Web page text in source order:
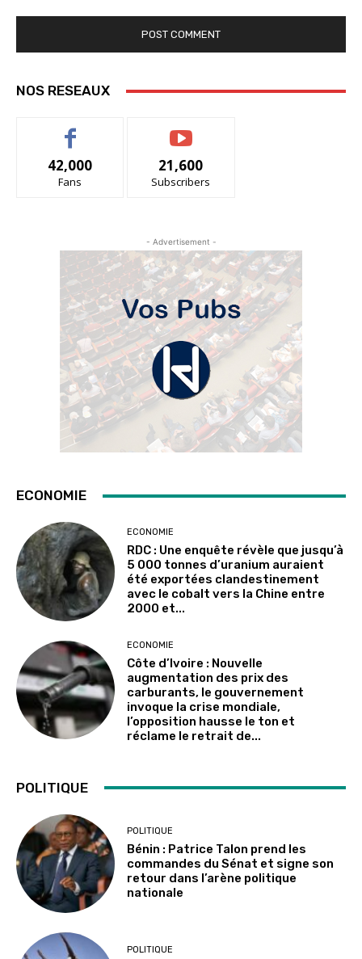
NOS RESEAUX
42,000
Fans
21,600
Subscribers
- Advertisement -
ECONOMIE
ECONOMIE
RDC : Une enquête révèle que jusqu’à
5 000 tonnes d’uranium auraient
été exportées clandestinement
avec le cobalt vers la Chine entre
2000 et...
ECONOMIE
Côte d’Ivoire : Nouvelle
augmentation des prix des
carburants, le gouvernement
invoque la crise mondiale,
l’opposition hausse le ton et
réclame le retrait de...
POLITIQUE
POLITIQUE
Bénin : Patrice Talon prend les
commandes du Sénat et signe son
retour dans l’arène politique
nationale
POLITIQUE